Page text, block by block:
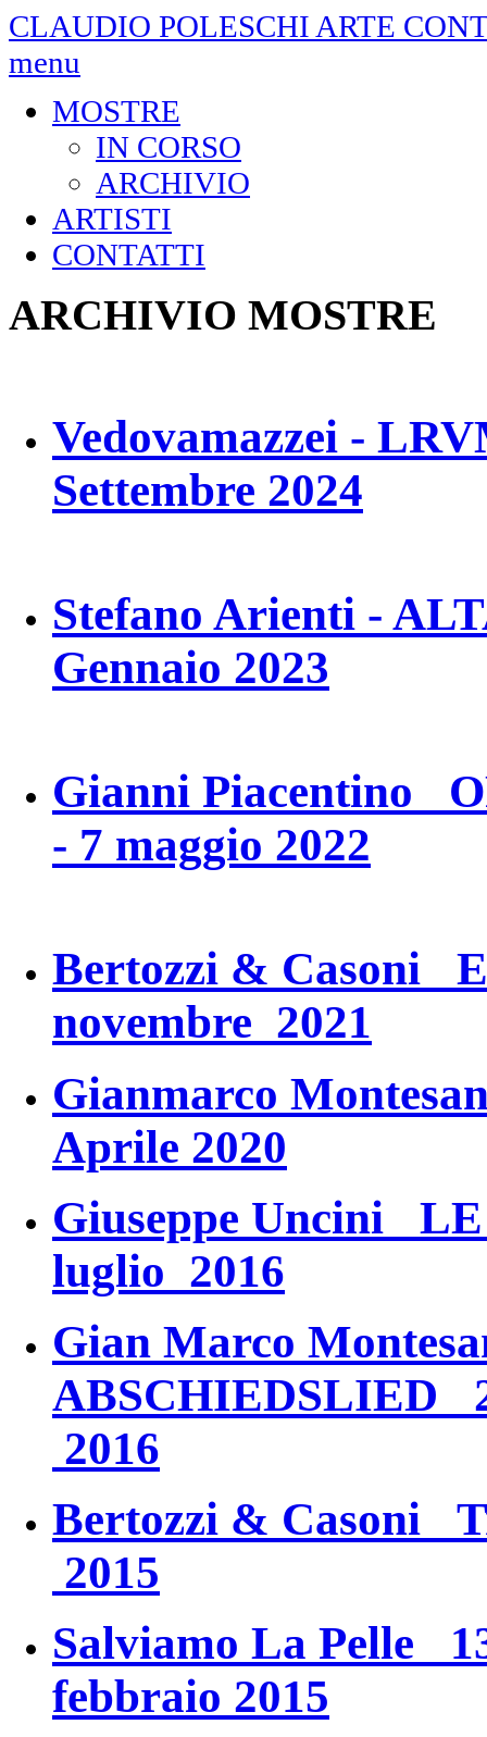
CLAUDIO POLESCHI ARTE
menu
MOSTRE
IN CORSO
ARCHIVIO
ARTISTI
CONTATTI
ARCHIVIO MOSTRE
Vedovamazzei -
Settembre 2024
Stefano Arienti -
Gennaio 2023
Gianni Piacentino
- 7 maggio 2022
Bertozzi & Casoni
novembre 2021
Gianmarco
Aprile 2020
Giuseppe Uncini
luglio 2016
Gian Marco
ABSCHIEDSLIED
2016
Bertozzi & Casoni
2015
Salviamo La Pelle
febbraio 2015